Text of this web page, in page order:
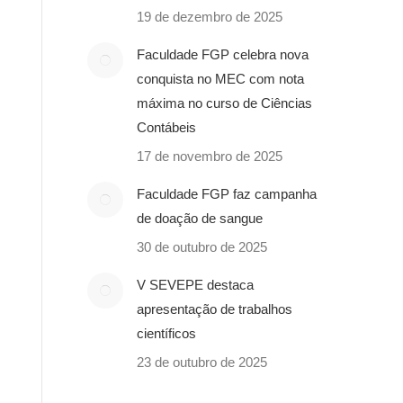
19 de dezembro de 2025
Faculdade FGP celebra nova
conquista no MEC com nota
máxima no curso de Ciências
Contábeis
17 de novembro de 2025
Faculdade FGP faz campanha
de doação de sangue
30 de outubro de 2025
V SEVEPE destaca
apresentação de trabalhos
científicos
23 de outubro de 2025